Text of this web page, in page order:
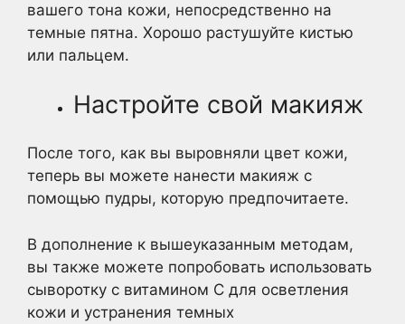
вашего тона кожи, непосредственно на
темные пятна. Хорошо растушуйте кистью
или пальцем.
Настройте свой макияж
После того, как вы выровняли цвет кожи,
теперь вы можете нанести макияж с
помощью пудры, которую предпочитаете.
В дополнение к вышеуказанным методам,
вы также можете попробовать использовать
сыворотку с витамином С для осветления
кожи и устранения темных